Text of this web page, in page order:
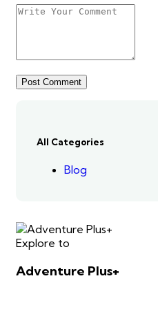
All Categories
Blog
Explore to
Adventure Plus+